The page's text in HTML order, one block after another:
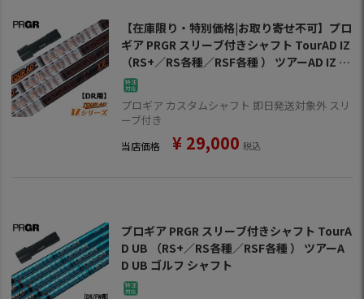
【在庫限り・特別価格|お取り寄せ不可】プロ
ギア PRGR スリーブ付きシャフト TourAD IZ
（RS+／RS各種／RSF各種 ） ツアーAD IZ ゴ
ルフ シャフト
プロギア カスタムシャフト 即日発送対象外 スリ
ーブ付き
当店価格 ¥ 29,000 税込
プロギア PRGR スリーブ付きシャフト TourA
D UB （RS+／RS各種／RSF各種 ） ツアーA
D UB ゴルフ シャフト